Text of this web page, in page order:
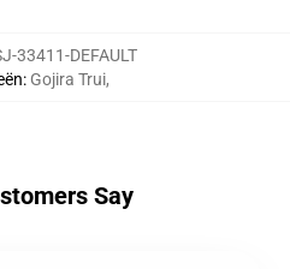
33411-DEFAULT
: Gojira Trui,
Say